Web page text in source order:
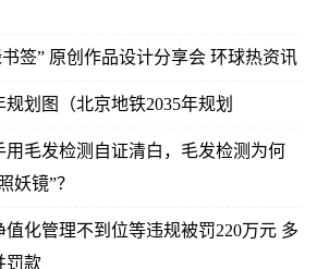
举办首届“护苗·绿书签” 原创作品设计分享会 环球热资讯
划图（北京地铁2035年规划
用毛发检测自证清白，毛发检测为何
妖镜”？
化管理不到位等违规被罚220万元 多
罚款